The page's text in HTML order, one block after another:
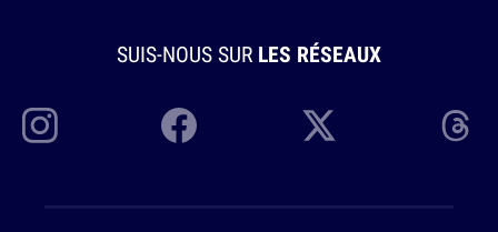
SUIS-NOUS SUR LES RÉSEAUX